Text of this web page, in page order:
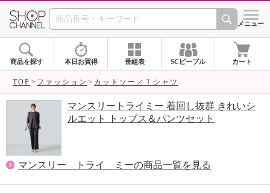
SHOP CHANNEL シメニュー
商品を探す 本日お買得 番組表 SCピープル カート
TOP ファッション カットソー／Ｔシャツ
マンスリートライミー 着回し抜群 きれいシ
ルエット トップス＆パンツセット
マンスリー トライ ミーの商品一覧を見る